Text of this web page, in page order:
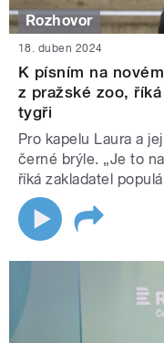
Rozhovor
18. duben 2024
K písním na
z pražské zoo,
tygři
Pro kapelu Laura a
černé brýle. „Je to
říká zakladatel